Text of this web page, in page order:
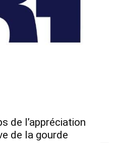
de l’appréciation
de la gourde